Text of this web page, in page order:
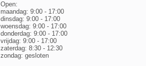
Open:
maandag: 9:00 - 17:00
dinsdag: 9:00 - 17:00
woensdag: 9:00 - 17:00
donderdag: 9:00 - 17:00
vrijdag: 9:00 - 17:00
zaterdag: 8:30 - 12:30
zondag: gesloten